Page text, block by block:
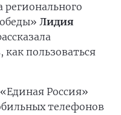
регионального
Лидия
пользоваться
Россия»
телефонов